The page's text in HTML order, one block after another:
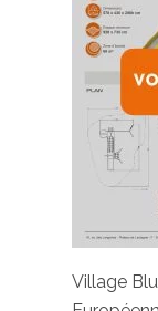
Village